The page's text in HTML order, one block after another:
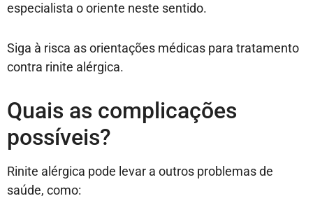
especialista o oriente neste sentido.
Siga à risca as orientações médicas para tratamento
contra rinite alérgica.
Quais as complicações
possíveis?
Rinite alérgica pode levar a outros problemas de
saúde, como: